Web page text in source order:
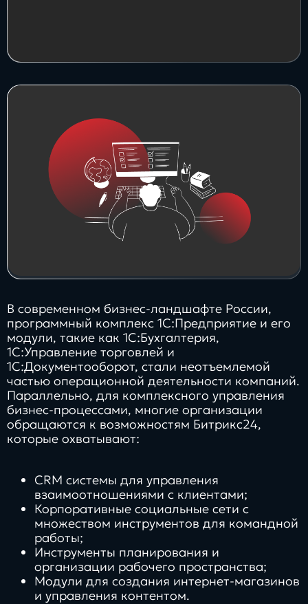
Заполнить
Контакты
8 800 505 34 99
info@direkt.ink
В современном бизнес-ландшафте России,
программный комплекс 1С:Предприятие и его
модули, такие как 1С:Бухгалтерия,
1С:Управление торговлей и
1С:Документооборот, стали неотъемлемой
частью операционной деятельности компаний.
Параллельно, для комплексного управления
бизнес-процессами, многие организации
обращаются к возможностям Битрикс24,
которые охватывают:
CRM системы для управления
взаимоотношениями с клиентами;
Корпоративные социальные сети с
множеством инструментов для командной
работы;
Инструменты планирования и
организации рабочего пространства;
Модули для создания интернет-магазинов
и управления контентом.